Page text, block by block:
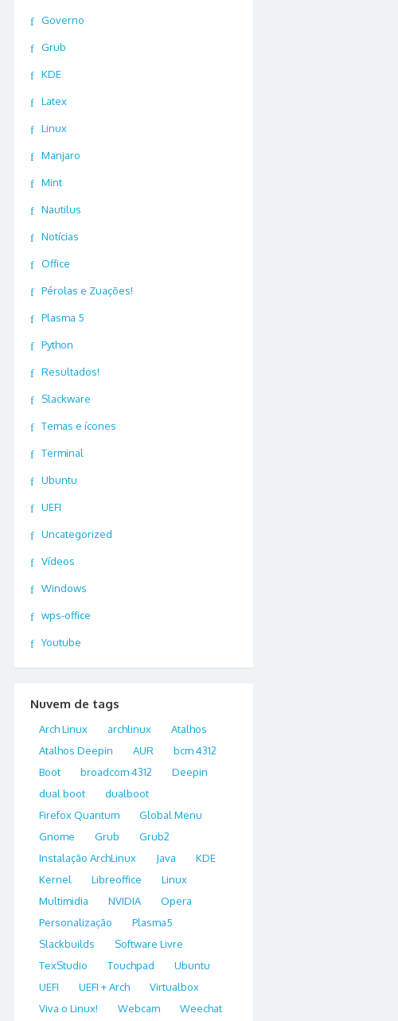
Governo
Grub
KDE
Latex
Linux
Manjaro
Mint
Nautilus
Notícias
Office
Pérolas e Zuações!
Plasma 5
Python
Resultados!
Slackware
Temas e ícones
Terminal
Ubuntu
UEFI
Uncategorized
Vídeos
Windows
wps-office
Youtube
Nuvem de tags
Arch Linux archlinux
Atalhos
Atalhos Deepin
AUR
bcm 4312
Boot
broadcom 4312
Deepin
dual boot
dualboot
Firefox Quantum
Global Menu
Gnome
Grub
Grub2
Instalação ArchLinux
Java
KDE
Kernel
Libreoffice
Linux
Multimidia
NVIDIA
Opera
Personalização
Plasma5
Slackbuilds
Software Livre
TexStudio
Touchpad
Ubuntu
UEFI
UEFI + Arch
Virtualbox
Viva o Linux!
Webcam
Weechat